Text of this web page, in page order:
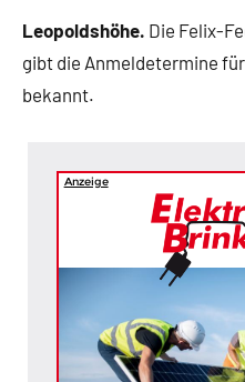
Leopoldshöhe. Die Felix-
gibt die Anmeldetermine für
bekannt.
Anzeige